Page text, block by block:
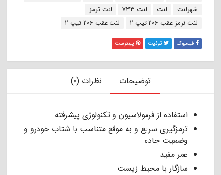
شهرلنت
لنت لنت 733
لنت ترمز
لنت ترمز عقب 206 تیپ 2
لنت عقب 206 تیپ 2
فیسبوک توئیت پینترست
توضیحات نظرات (0)
استفاده از فرمولاسیون و تکنولوژی پیشرفته
ترمزگیری سریع و به موقع متناسب با شتاب خودرو و
وضعیت جاده
عمر مفید
سازگار با محیط زیست